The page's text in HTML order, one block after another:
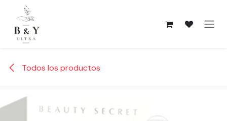
Ir al contenido
Todos los productos